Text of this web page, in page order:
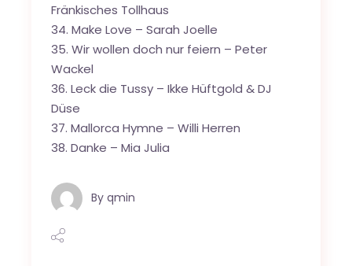
Fränkisches Tollhaus
34. Make Love – Sarah Joelle
35. Wir wollen doch nur feiern – Peter
Wackel
36. Leck die Tussy – Ikke Hüftgold & DJ
Düse
37. Mallorca Hymne – Willi Herren
38. Danke – Mia Julia
By qmin